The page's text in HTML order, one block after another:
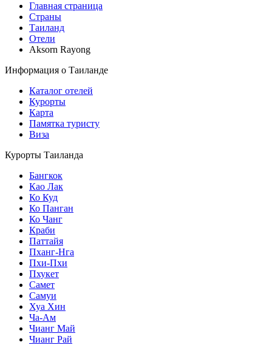
Главная страница
Cтраны
Таиланд
Отели
Aksorn Rayong
Информация о Таиланде
Каталог отелей
Курорты
Карта
Памятка туристу
Виза
Курорты Таиланда
Бангкок
Као Лак
Ко Куд
Ко Панган
Ко Чанг
Краби
Паттайя
Пханг-Нга
Пхи-Пхи
Пхукет
Самет
Самуи
Хуа Хин
Ча-Ам
Чианг Май
Чианг Рай